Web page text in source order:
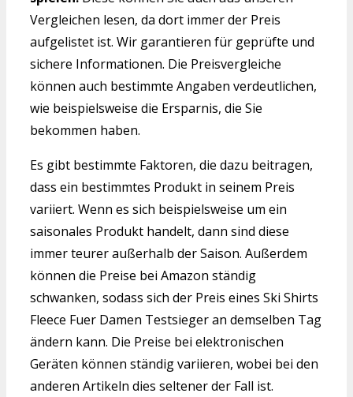
Vergleichen lesen, da dort immer der Preis
aufgelistet ist. Wir garantieren für geprüfte und
sichere Informationen. Die Preisvergleiche
können auch bestimmte Angaben verdeutlichen,
wie beispielsweise die Ersparnis, die Sie
bekommen haben.
Es gibt bestimmte Faktoren, die dazu beitragen,
dass ein bestimmtes Produkt in seinem Preis
variiert. Wenn es sich beispielsweise um ein
saisonales Produkt handelt, dann sind diese
immer teurer außerhalb der Saison. Außerdem
können die Preise bei Amazon ständig
schwanken, sodass sich der Preis eines Ski Shirts
Fleece Fuer Damen Testsieger an demselben Tag
ändern kann. Die Preise bei elektronischen
Geräten können ständig variieren, wobei bei den
anderen Artikeln dies seltener der Fall ist.